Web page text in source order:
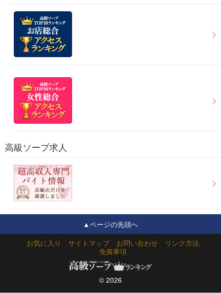
高級ソープ求人
▲ページの先頭へ
お気に入り
サイトマップ お問い合わせ
リンク方法
免責事項
© 2026